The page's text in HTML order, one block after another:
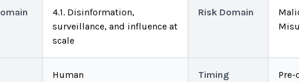
4.1. Disinformation,
surveillance, and influence at
scale
Risk Domain
Human Timing